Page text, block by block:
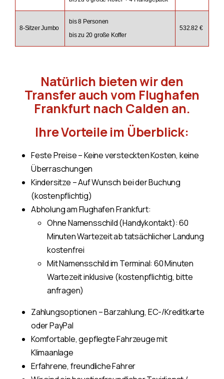
8-Sitzer Jumbo
bis 8 Personen
bis zu 20 große Koffer
532.82 €
Natürlich bieten wir den
Transfer auch vom Flughafen
Frankfurt nach Calden an.
Ihre Vorteile im Überblick:
Feste Preise – Keine versteckten Kosten, keine
Überraschungen
Kindersitze – Auf Wunsch bei der Buchung
(kostenpflichtig)
Abholung am Flughafen Frankfurt:
Ohne Namensschild (Handykontakt): 60
Minuten Wartezeit ab tatsächlicher Landung
kostenfrei
Mit Namensschild im Terminal: 60 Minuten
Wartezeit inklusive (kostenpflichtig, bitte
anfragen)
Zahlungsoptionen – Barzahlung, EC-/Kreditkarte
oder PayPal
Komfortable, gepflegte Fahrzeuge mit
Klimaanlage
Erfahrene, freundliche Fahrer